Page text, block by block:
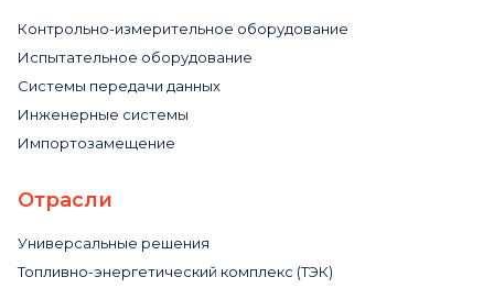
Контрольно-измерительное оборудование
Испытательное оборудование
Системы передачи данных
Инженерные системы
Импортозамещение
Отрасли
Универсальные решения
Топливно-энергетический комплекс (ТЭК)